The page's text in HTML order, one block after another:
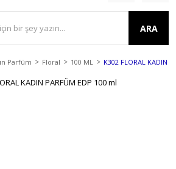
ARA
Parfüm Floral 100 ML K302 FLORAL KADIN